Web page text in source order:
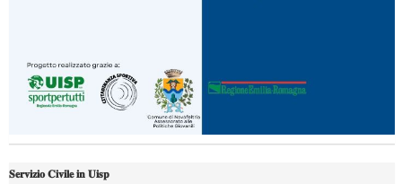
𝐒𝐞𝐫𝐯𝐢𝐳𝐢𝐨 𝐂𝐢𝐯𝐢𝐥𝐞 𝐢𝐧 𝐔𝐢𝐬𝐩